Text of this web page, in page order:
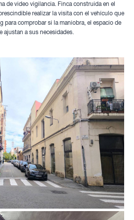
de video vigilancia. Finca construida en el
realizar la visita con el vehículo que
para comprobar si la maniobra, el espacio de
ajustan a sus necesidades.